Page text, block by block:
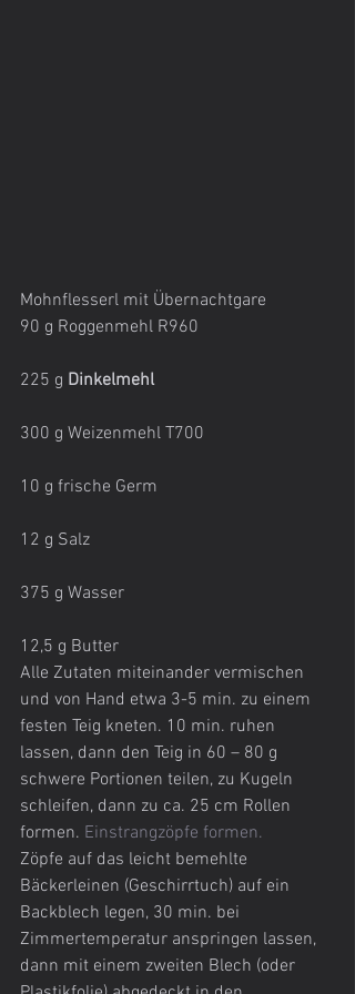
Mohnflesserl mit Übernachtgare
90 g Roggenmehl R960
225 g Dinkelmehl
300 g Weizenmehl T700
10 g frische Germ
12 g Salz
375 g Wasser
12,5 g Butter
Alle Zutaten miteinander vermischen
und von Hand etwa 3-5 min. zu einem
festen Teig kneten. 10 min. ruhen
lassen, dann den Teig in 60 – 80 g
schwere Portionen teilen, zu Kugeln
schleifen, dann zu ca. 25 cm Rollen
formen. Einstrangzöpfe formen.
Zöpfe auf das leicht bemehlte
Bäckerleinen (Geschirrtuch) auf ein
Backblech legen, 30 min. bei
Zimmertemperatur anspringen lassen,
dann mit einem zweiten Blech (oder